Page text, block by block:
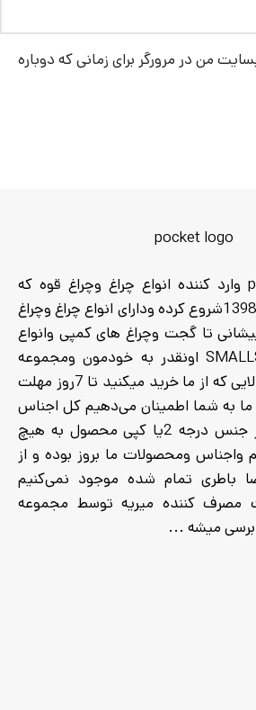
من در مرورگر برای زمانی که دوباره
مجموعه pocketlamp وارد کننده انواع چراغ وچراغ قوه که
فعالیت خود را از سال1398شروع کرده ودارای انواع چراغ وچراغ
تا گجت وچراغ های کمپی وانواع
چراغ قوه مارک SMALLSUN اونقدر به خودمون ومجموعه
اعتماد داریم که هر کالایی که از ما خرید میکنید تا 7روز مهلت
به شما اطمینان می‌دهیم کل اجناس
ما اورجینال بوده و از جنس درجه 2یا کپی محصول به هیچ
واجناس ومحصولات ما بروز بوده و از
باطری تمام شده موجود نمی‌کنیم
کننده میریه توسط مجموعه